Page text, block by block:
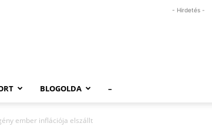
- Hirdetés -
BLOGOLDA –
ember inflációja elszállt